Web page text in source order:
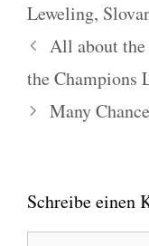
Leweling,
All about the
the Champions
Many
Schreibe einen